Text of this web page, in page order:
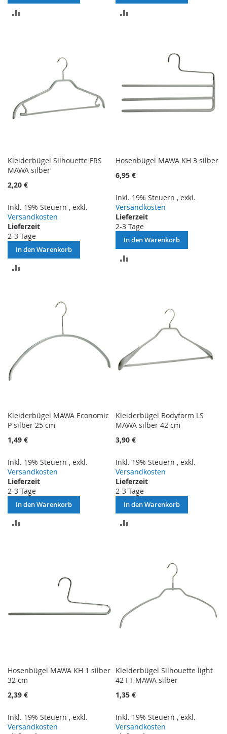
Kleiderbügel Silhouette FRS
MAWA silber
2,20 €
Inkl. 19% Steuern , exkl.
Versandkosten
Lieferzeit
2-3 Tage
In den Warenkorb
HINZUFÜGEN
Hosenbügel MAWA KH 3 silber
6,95 €
Inkl. 19% Steuern ,exkl.
Versandkosten
Lieferzeit
2-3 Tage
In den Warenkorb
Kleiderbügel MAWA Economic
P silber 25 cm
1,49 €
Inkl. 19% Steuern , exkl.
Versandkosten
Lieferzeit
2-3 Tage
In den Warenkorb
Kleiderbügel Bodyform LS
MAWA silber 42 cm
3,90 €
Inkl. 19% Steuern ,exkl.
Versandkosten
Lieferzeit
2-3 Tage
In den Warenkorb
Hosenbügel MAWA KH 1 silber
32 cm
2,39 €
Inkl. 19% Steuern , exkl.
Versandkosten
Kleiderbügel Silhouette light
42 FT MAWA silber
1,35 €
Inkl. 19% Steuern ,exkl.
Versandkosten